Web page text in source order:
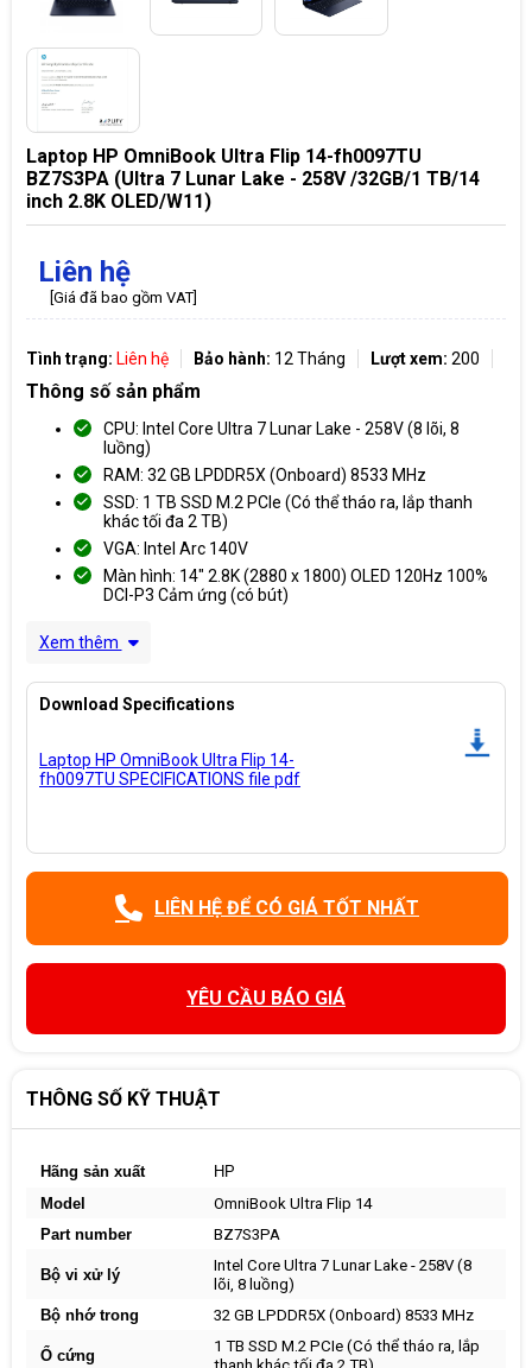
Laptop HP OmniBook Ultra Flip 14-fh0097TU
BZ7S3PA (Ultra 7 Lunar Lake - 258V /32GB/1 TB/14
inch 2.8K OLED/W11)
Liên hệ
[Giá đã bao gồm VAT]
Tình trạng: Liên hệ Bảo hành: 12 Tháng Lượt xem: 200
Thông số sản phẩm
CPU: Intel Core Ultra 7 Lunar Lake - 258V (8 lõi, 8
luồng)
RAM: 32 GB LPDDR5X (Onboard) 8533 MHz
SSD: 1 TB SSD M.2 PCIe (Có thể tháo ra, lắp thanh
khác tối đa 2 TB)
VGA: Intel Arc 140V
Màn hình: 14" 2.8K (2880 x 1800) OLED 120Hz 100%
DCI-P3 Cảm ứng (có bút)
Xem thêm
Download Specifications
Laptop HP OmniBook Ultra Flip 14-
fh0097TU SPECIFICATIONS file pdf
LIÊN HỆ ĐỂ CÓ GIÁ TỐT NHẤT
YÊU CẦU BÁO GIÁ
THÔNG SỐ KỸ THUẬT
Hãng sản xuất
HP
Model
OmniBook Ultra Flip 14
Part number
BZ7S3PA
Bộ vi xử lý
Intel Core Ultra 7 Lunar Lake - 258V (8
lõi, 8 luồng)
Bộ nhớ trong
32 GB LPDDR5X (Onboard) 8533 MHz
Ổ cứng
1 TB SSD M.2 PCIe (Có thể tháo ra, lắp